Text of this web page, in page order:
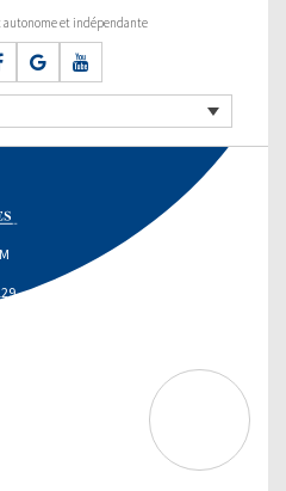
autonome et indépendante